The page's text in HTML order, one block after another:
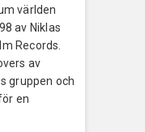
världen
av Niklas
Records.
av
gruppen och
en